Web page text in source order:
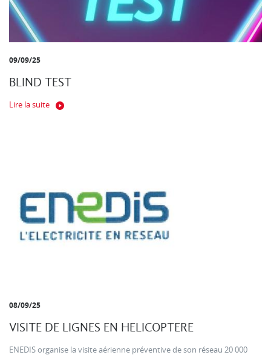
09/09/25
BLIND TEST
Lire la suite
08/09/25
VISITE DE LIGNES EN HELICOPTERE
ENEDIS organise la visite aérienne préventive de son réseau 20 000